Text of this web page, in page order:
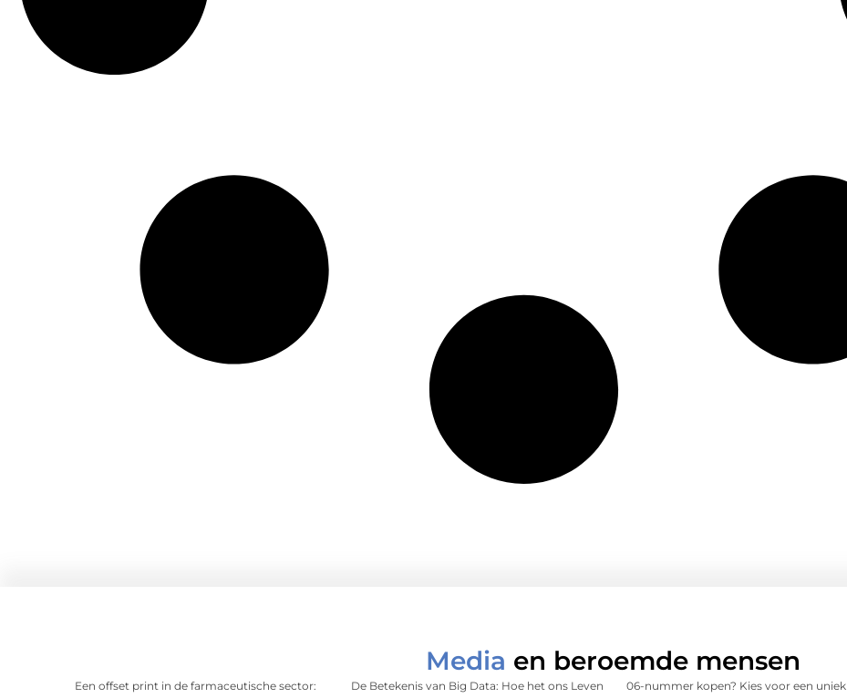
Media en beroemde mensen
Een offset print in de farmaceutische sector:
De Betekenis van Big Data: Hoe het ons Leven
06-nummer kopen? Kies voor een uniek